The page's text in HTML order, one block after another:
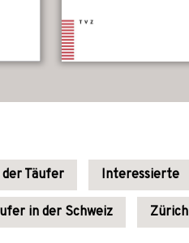
Täufer Interessierte
in der Schweiz Zürich